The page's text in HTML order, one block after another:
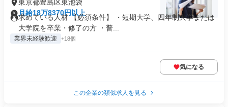
東京都豊島区東池袋
月給18万8370円以上
求めている人材 【必須条件】 ・短期大学、四年制大学または
大学院を卒業・修了の方 ・普...
業界未経験歓迎 +18個
気になる
この企業の類似求人を見る